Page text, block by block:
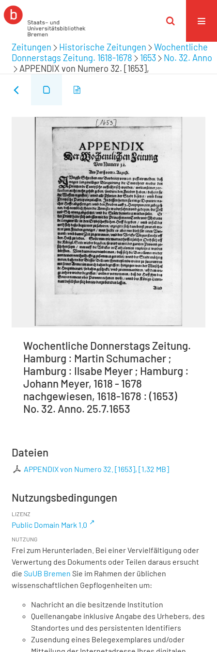
Zeitungen Historische Zeitungen
Wochentliche
Donnerstags Zeitung. 1618-1678
1653
No. 32. Anno
APPENDIX von Numero 32. [1653],
Wochentliche Donnerstags Zeitung.
Hamburg : Martin Schumacher ;
Hamburg : Ilsabe Meyer ; Hamburg :
Johann Meyer, 1618 - 1678
nachgewiesen, 1618-1678 : (1653)
No. 32. Anno. 25.7.1653
Dateien
APPENDIX von Numero 32. [1653], [1,32 MB]
Nutzungsbedingungen
LIZENZ
Public Domain Mark 1.0
NUTZUNG
Frei zum Herunterladen. Bei einer Vervielfältigung oder
Verwertung des Dokuments oder Teilen daraus ersucht
die SuUB Bremen Sie im Rahmen der üblichen
wissenschaftlichen Gepflogenheiten um:
Nachricht an die besitzende Institution
Quellenangabe inklusive Angabe des Urhebers, des
Standortes und des persistenten Identifiers
Zusendung eines Belegexemplares und/oder